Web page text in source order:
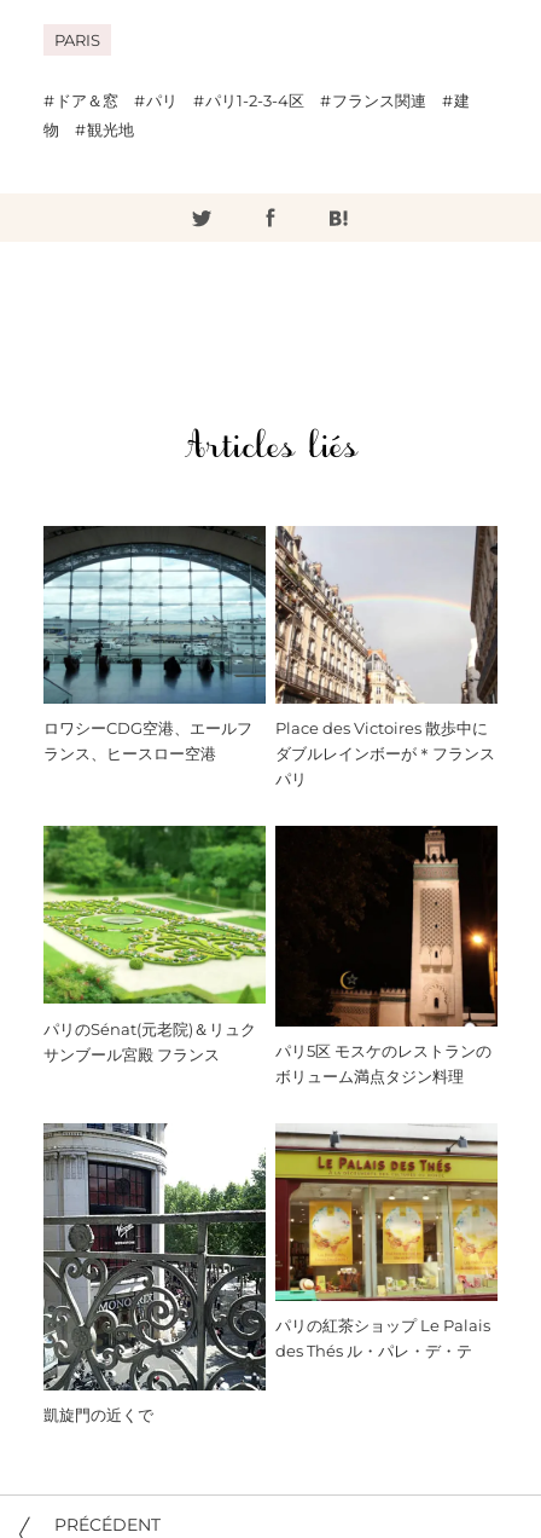
PARIS
ドア＆窓 パリ パリ1-2-3-4区 フランス関連
建
物
観光地
Articles liés
ロワシーCDG空港、エールフ
ランス、ヒースロー空港
Place des Victoires 散歩中に
ダブルレインボーが＊フランス
パリ
パリのSénat(元老院)＆リュク
サンブール宮殿 フランス
パリ5区 モスケのレストランの
ボリューム満点タジン料理
凱旋門の近くで
パリの紅茶ショップ Le Palais
des Thés ル・パレ・デ・テ
PRÉCÉDENT